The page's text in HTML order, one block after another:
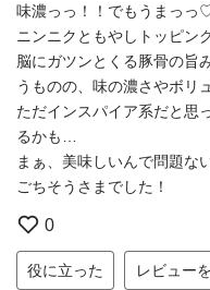
味濃っっ！！でもうまっっ
ニンニクともやしトッピン
脳にガツンとくる豚骨の旨
うものの、味の濃さやボリ
ただインスパイア系だと思
るかも…
まぁ、美味しいんで問題な
ごちそうさまでした！
0
役に立った レビュー